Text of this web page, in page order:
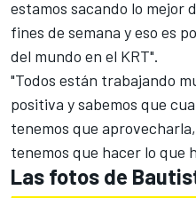
estamos sacando lo mejor
fines de semana y eso es
del mundo en el KRT".
"Todos están trabajando
positiva y sabemos que
tenemos que
tenemos que hacer lo que
Las fotos de